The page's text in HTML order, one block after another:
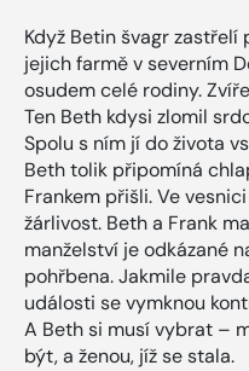
Když Betin švagr zastřelí
jejich farmě v severním
osudem celé rodiny.
Ten Beth kdysi zlomil
Spolu s ním jí do života
Beth tolik připomíná
Frankem přišli. Ve
žárlivost. Beth a Frank
manželství je odkázané
pohřbena. Jakmile
události se vymknou
A Beth si musí vybrat –
být, a ženou, jíž se stala.